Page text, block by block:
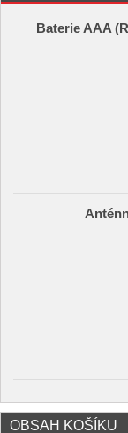
Baterie AAA
OBSAH KOŠÍKU